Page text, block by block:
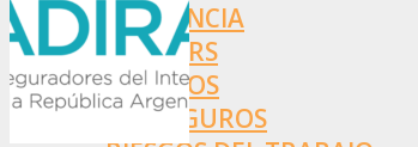
ASISTENCIA
BROKERS
SEGUROS
REASEGUROS